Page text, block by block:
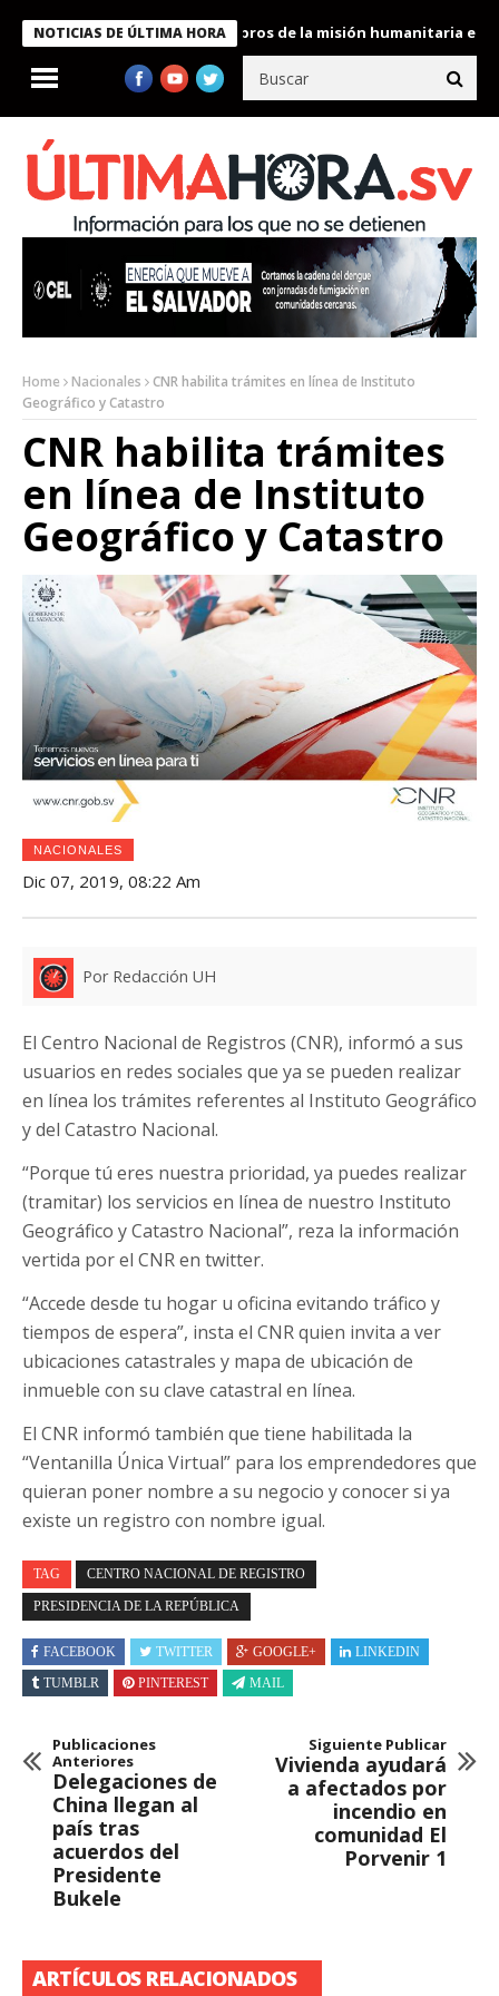
NOTICIAS DE ÚLTIMA HORA
Bukele condecora a miembros de la misión humanitaria enviada
Home Nacionales
CNR habilita trámites en línea de Instituto
Geográfico y Catastro
CNR habilita trámites
en línea de Instituto
Geográfico y Catastro
NACIONALES
Dic 07, 2019, 08:22 Am
Por Redacción UH
El Centro Nacional de Registros (CNR), informó a sus
usuarios en redes sociales que ya se pueden realizar
en línea los trámites referentes al Instituto Geográfico
y del Catastro Nacional.
“Porque tú eres nuestra prioridad, ya puedes realizar
(tramitar) los servicios en línea de nuestro Instituto
Geográfico y Catastro Nacional”, reza la información
vertida por el CNR en twitter.
“Accede desde tu hogar u oficina evitando tráfico y
tiempos de espera”, insta el CNR quien invita a ver
ubicaciones catastrales y mapa de ubicación de
inmueble con su clave catastral en línea.
El CNR informó también que tiene habilitada la
“Ventanilla Única Virtual” para los emprendedores que
quieran poner nombre a su negocio y conocer si ya
existe un registro con nombre igual.
TAG CENTRO NACIONAL DE REGISTRO
PRESIDENCIA DE LA REPÚBLICA
FACEBOOK TWITTER GOOGLE+
LINKEDIN
TUMBLR
PINTEREST MAIL
Publicaciones
Anteriores
Delegaciones de
China llegan al
país tras
acuerdos del
Presidente
Bukele
Siguiente Publicar
Vivienda ayudará
a afectados por
incendio en
comunidad El
Porvenir 1
ARTÍCULOS RELACIONADOS